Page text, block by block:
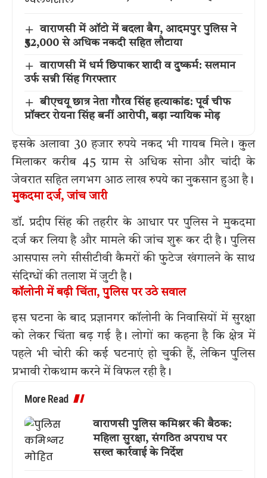
वाराणसी में ऑटो में बदला बैग, आदमपुर पुलिस ने
₹52,000 से अधिक नकदी सहित लौटाया
वाराणसी में धर्म छिपाकर शादी व दुष्कर्म: सलमान
उर्फ सन्नी सिंह गिरफ्तार
बीएचयू छात्र नेता गौरव सिंह हत्याकांड: पूर्व चीफ
प्रॉक्टर रोयना सिंह बनीं आरोपी, बड़ा न्यायिक मोड़
इसके अलावा 30 हजार रुपये नकद भी गायब मिले। कुल
मिलाकर करीब 45 ग्राम से अधिक सोना और चांदी के
जेवरात सहित लगभग आठ लाख रुपये का नुकसान हुआ है।
मुकदमा दर्ज, जांच जारी
डॉ. प्रदीप सिंह की तहरीर के आधार पर पुलिस ने मुकदमा
दर्ज कर लिया है और मामले की जांच शुरू कर दी है। पुलिस
आसपास लगे सीसीटीवी कैमरों की फुटेज खंगालने के साथ
संदिग्धों की तलाश में जुटी है।
कॉलोनी में बढ़ी चिंता, पुलिस पर उठे सवाल
इस घटना के बाद प्रज्ञानगर कॉलोनी के निवासियों में सुरक्षा
को लेकर चिंता बढ़ गई है। लोगों का कहना है कि क्षेत्र में
पहले भी चोरी की कई घटनाएं हो चुकी हैं, लेकिन पुलिस
प्रभावी रोकथाम करने में विफल रही है।
More Read
वाराणसी पुलिस कमिश्नर की बैठक:
महिला सुरक्षा, संगठित अपराध पर
सख्त कार्रवाई के निर्देश